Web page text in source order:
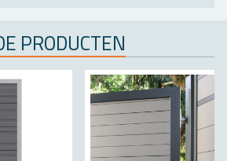
PRO­DUC­TEN